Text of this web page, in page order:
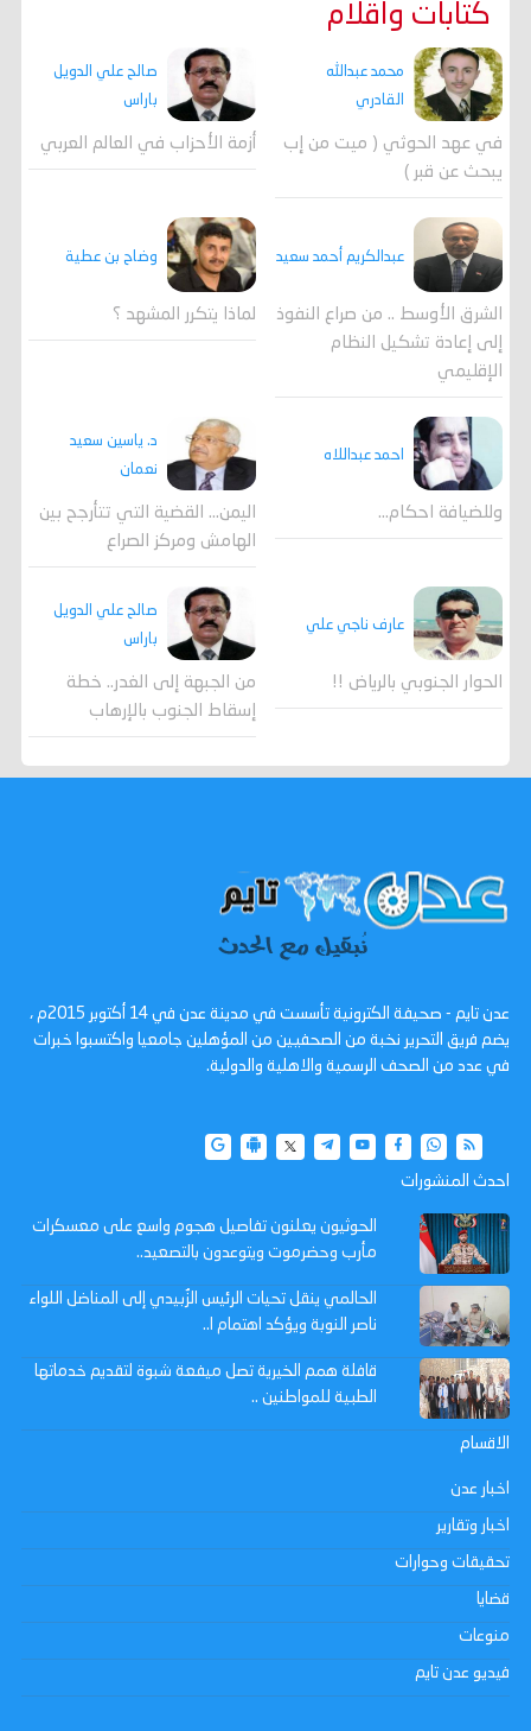
كتابات واقلام
محمد عبدالله
القادري
في عهد الحوثي ( ميت من إب
يبحث عن قبر )
صالح علي الدويل
باراس
أزمة الأحزاب في العالم العربي
عبدالكريم أحمد سعيد
الشرق الأوسط .. من صراع النفوذ
إلى إعادة تشكيل النظام
الإقليمي
وضاح بن عطية
لماذا يتكرر المشهد ؟
احمد عبداللاه
وللضيافة احكام…
د. ياسين سعيد
نعمان
اليمن… القضية التي تتأرجح بين
الهامش ومركز الصراع
عارف ناجي علي
الحوار الجنوبي بالرياض !!
صالح علي الدويل
باراس
من الجبهة إلى الغدر.. خطة
إسقاط الجنوب بالإرهاب
عدن تايم - صحيفة الكترونية تأسست في مدينة عدن في 14 أكتوبر 2015م ،
يضم فريق التحرير نخبة من الصحفيين من المؤهلين جامعيا واكتسبوا خبرات
في عدد من الصحف الرسمية والاهلية والدولية.
احدث المنشورات
الحوثيون يعلنون تفاصيل هجوم واسع على معسكرات
مأرب وحضرموت ويتوعدون بالتصعيد..
الحالمي ينقل تحيات الرئيس الزُبيدي إلى المناضل اللواء
ناصر النوبة ويؤكد اهتمام ا..
قافلة همم الخيرية تصل ميفعة شبوة لتقديم خدماتها
الطبية للمواطنين ..
الاقسام
اخبار عدن
اخبار وتقارير
تحقيقات وحوارات
قضايا
منوعات
فيديو عدن تايم